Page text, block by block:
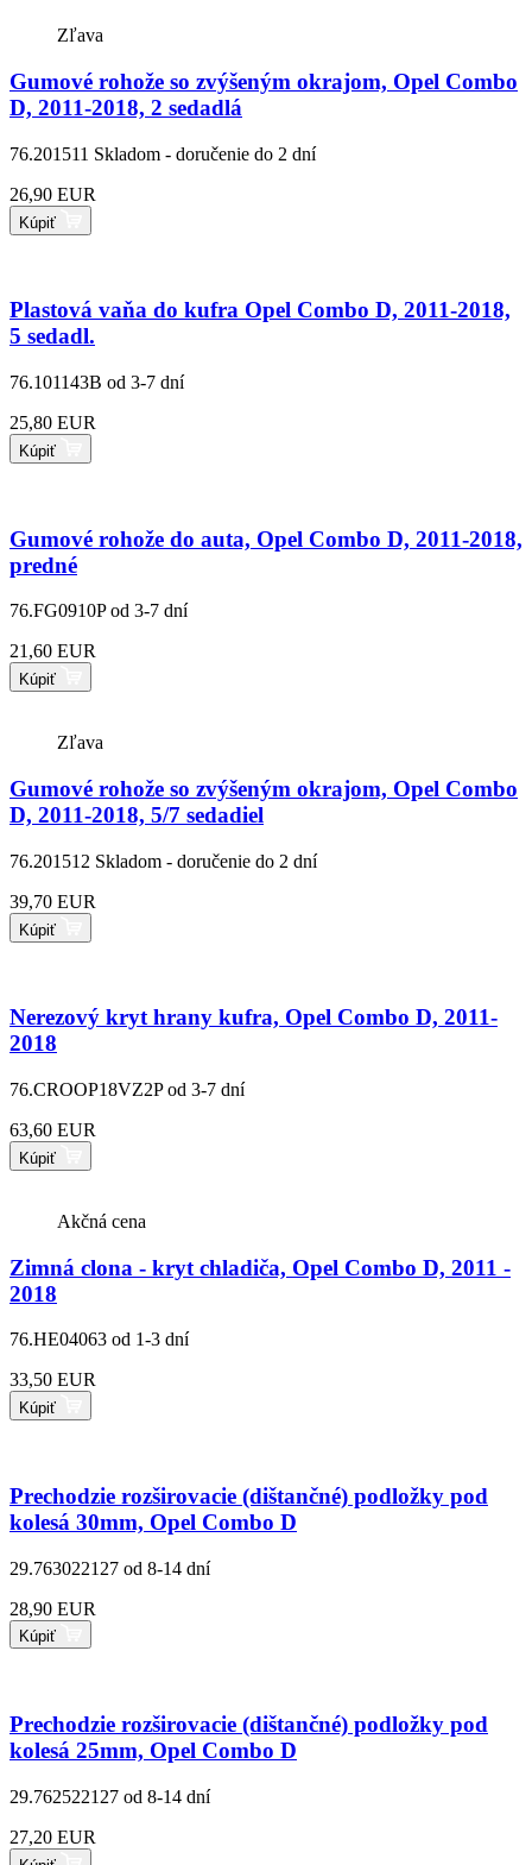
Zľava
Gumové rohože so zvýšeným okrajom, Opel Combo
D, 2011-2018, 2 sedadlá
76.201511 Skladom - doručenie do 2 dní
26,90 EUR
Kúpiť
Plastová vaňa do kufra Opel Combo D, 2011-2018,
5 sedadl.
76.101143B od 3-7 dní
25,80 EUR
Kúpiť
Gumové rohože do auta, Opel Combo D, 2011-2018,
predné
76.FG0910P od 3-7 dní
21,60 EUR
Kúpiť
Zľava
Gumové rohože so zvýšeným okrajom, Opel Combo
D, 2011-2018, 5/7 sedadiel
76.201512 Skladom - doručenie do 2 dní
39,70 EUR
Kúpiť
Nerezový kryt hrany kufra, Opel Combo D, 2011-
2018
76.CROOP18VZ2P od 3-7 dní
63,60 EUR
Kúpiť
Akčná cena
Zimná clona - kryt chladiča, Opel Combo D, 2011 -
2018
76.HE04063 od 1-3 dní
33,50 EUR
Kúpiť
Prechodzie rozširovacie (dištančné) podložky pod
kolesá 30mm, Opel Combo D
29.763022127 od 8-14 dní
28,90 EUR
Kúpiť
Prechodzie rozširovacie (dištančné) podložky pod
kolesá 25mm, Opel Combo D
29.762522127 od 8-14 dní
27,20 EUR